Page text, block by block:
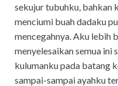
sekujur tubuhku, bahkan
menciumi buah dadaku
mencegahnya. Aku lebih
menyelesaikan semua ini
kulumanku pada batang
sampai-sampai ayahku